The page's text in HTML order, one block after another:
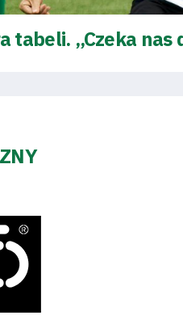
tabeli. „Czeka nas